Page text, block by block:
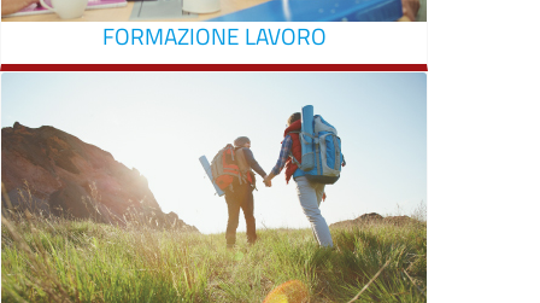
FORMAZIONE LAVORO